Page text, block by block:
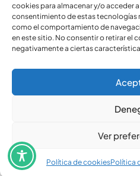
cookies para almacenar y/o acceder
consentimiento de estas tecnologías
como el comportamiento de
en este sitio. No consentir o retirar el
negativamente a ciertas
Ver
Política de cookiesPolítica
Aviso
Política de
Política de